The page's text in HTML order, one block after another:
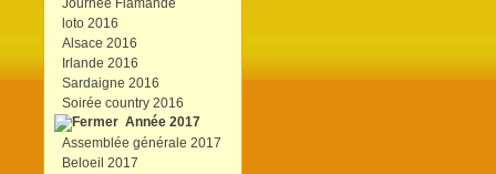
Journée Flamande
loto 2016
Alsace 2016
Irlande 2016
Sardaigne 2016
Soirée country 2016
Année 2017
Assemblée générale 2017
Beloeil 2017